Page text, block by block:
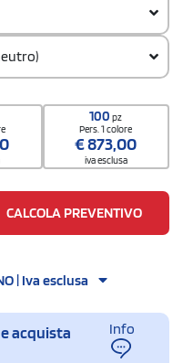
100pz
Pers. 1 colore
€873,00
iva esclusa
CALCOLA PREVENTIVO
| Iva esclusa
acquista
Info